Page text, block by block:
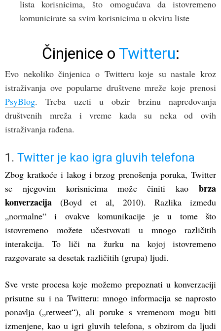
lista korisnicima, što omogućava da istovremeno
komunicirate sa svim korisnicima u okviru liste
Činjenice o Twitteru:
Evo nekoliko činjenica o Twitteru koje su nastale kroz
istraživanja ove popularne društvene mreže koje prenosi
PsyBlog. Treba uzeti u obzir brzinu napredovanja
društvenih mreža i vreme kada su neka od ovih
istraživanja rađena.
1. Twitter je kao igra gluvih telefona
Zbog kratkoće i lakog i brzog prenošenja poruka, Twitter
se njegovim korisnicima može činiti kao brza
konverzacija (Boyd et al, 2010). Razlika između
„normalne“ i ovakve komunikacije je u tome što
istovremeno možete učestvovati u mnogo različitih
interakcija. To liči na žurku na kojoj istovremeno
razgovarate sa desetak različitih (grupa) ljudi.
Sve vrste procesa koje možemo prepoznati u konverzaciji
prisutne su i na Twitteru: mnogo informacija se naprosto
ponavlja („retweet“), ali poruke s vremenom mogu biti
izmenjene, kao u igri gluvih telefona, s obzirom da ljudi